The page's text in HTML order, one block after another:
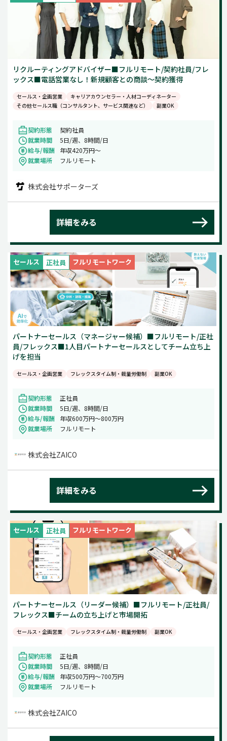
リクルーティングアドバイザー■フルリモート/契約社員/フレ
ックス■電話営業なし！新規顧客との商談〜契約獲得
セールス・企画営業
キャリアカウンセラー・人材コーディネーター
その他セールス職（コンサルタント、サービス関連など）
副業OK
契約形態
契約社員
就業時間
5日/週、8時間/日
給与/報酬
年収420万円〜
就業場所
フルリモート
株式会社サポーターズ
詳細をみる
セールス 正社員 フルリモートワーク
パートナーセールス（マネージャー候補）■フルリモート/正社
員/フレックス■1人目パートナーセールスとしてチーム立ち上
げを担当
セールス・企画営業 フレックスタイム制・裁量労働制 副業OK
契約形態
正社員
就業時間
5日/週、8時間/日
給与/報酬
年収600万円〜800万円
就業場所
フルリモート
株式会社ZAICO
詳細をみる
セールス 正社員 フルリモートワーク
パートナーセールス（リーダー候補）■フルリモート/正社員/
フレックス■チームの立ち上げと市場開拓
セールス・企画営業 フレックスタイム制・裁量労働制 副業OK
契約形態
正社員
就業時間
5日/週、8時間/日
給与/報酬
年収500万円〜700万円
就業場所
フルリモート
株式会社ZAICO